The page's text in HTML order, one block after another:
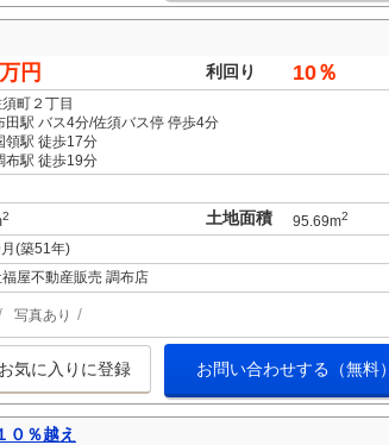
円 利回り 10％
町２丁目
田駅 バス4分/佐須バス停 停歩4分
領駅 徒歩17分
布駅 徒歩19分
2 土地面積 95.69m2
(築51年)
屋不動産販売 調布店
写真あり
お気に入りに登録 お問い合わせする（無料）
％越え